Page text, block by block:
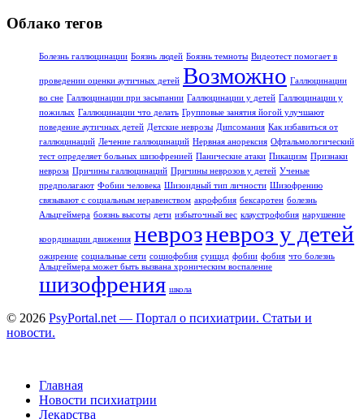
Облако тегов
Болезнь галлюцинации Боязнь людей Боязнь темноты Видеотест помогает в
проведении оценки аутичных детей Возможно Галлюцинации
во сне Галлюцинации при засыпании Галлюцинации у детей Галлюцинации у
пожилых Галлюцинации что делать Групповые занятия йогой улучшают
поведение аутичных детей Детские неврозы Дипсомания Как избавиться от
галлюцинаций Лечение галлюцинаций Нервная анорексия Офтальмологический
тест определяет больных шизофренией Панические атаки Пикацизм Признаки
невроза Причины галлюцинаций Причины неврозов у детей Ученые
предполагают Фобии человека Шизоидный тип личности Шизофрению
связывают с социальным неравенством акрофобия бексаротен болезнь
Альцгеймера боязнь высоты дети избыточный вес клаустрофобия нарушение
координации движения неврозневроз у детей
ожирение социальные сети социофобия суицид фобии фобия что болезнь
Альцгеймера может быть вызвана хроническим воспаление
шизофрения школа
© 2026 PsyPortal.net — Портал о психиатрии. Статьи и
новости.
Главная
Новости психиатрии
Лекарства